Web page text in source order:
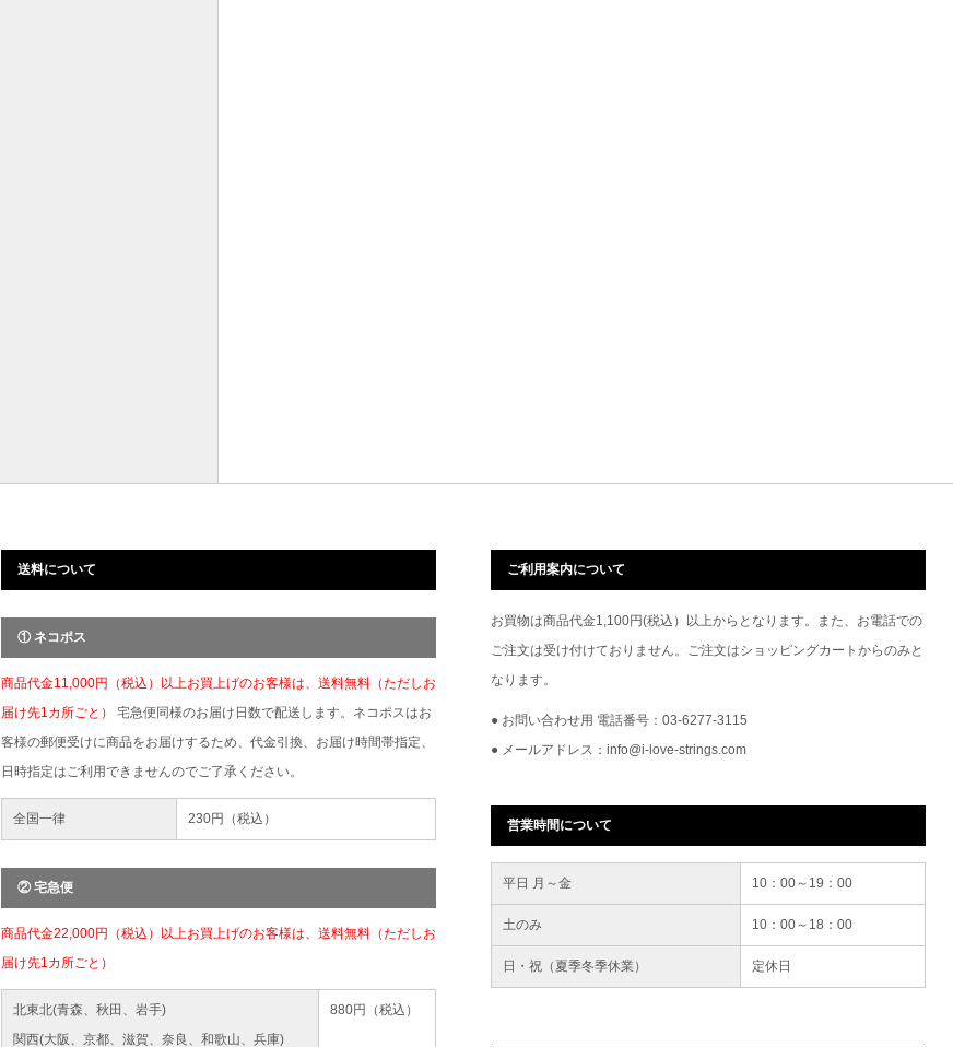
送料について
① ネコポス
商品代金11,000円（税込）以上お買上げのお客様は、送料無料（ただしお
届け先1カ所ごと） 宅急便同様のお届け日数で配送します。ネコポスはお
客様の郵便受けに商品をお届けするため、代金引換、お届け時間帯指定、
日時指定はご利用できませんのでご了承ください。
全国一律 230円（税込）
② 宅急便
商品代金22,000円（税込）以上お買上げのお客様は、送料無料（ただしお
届け先1カ所ごと）
北東北(青森、秋田、岩手)
関西(大阪、京都、滋賀、奈良、和歌山、兵庫)
880円（税込）
ご利用案内について
お買物は商品代金1,100円(税込）以上からとなります。また、お電話での
ご注文は受け付けておりません。ご注文はショッピングカートからのみと
なります。
● お問い合わせ用 電話番号：03-6277-3115
● メールアドレス：info@i-love-strings.com
営業時間について
平日 月～金 10：00～19：00
土のみ 10：00～18：00
日・祝（夏季冬季休業） 定休日